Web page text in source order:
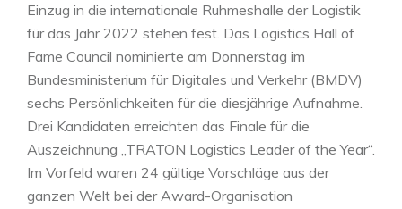
Einzug in die internationale Ruhmeshalle der Logistik
für das Jahr 2022 stehen fest. Das Logistics Hall of
Fame Council nominierte am Donnerstag im
Bundesministerium für Digitales und Verkehr (BMDV)
sechs Persönlichkeiten für die diesjährige Aufnahme.
Drei Kandidaten erreichten das Finale für die
Auszeichnung „TRATON Logistics Leader of the Year“.
Im Vorfeld waren 24 gültige Vorschläge aus der
ganzen Welt bei der Award-Organisation